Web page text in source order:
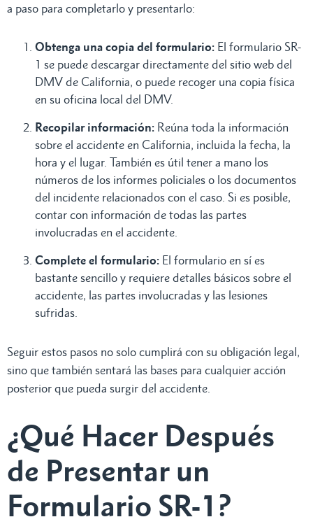
a paso para completarlo y presentarlo:
Obtenga una copia del formulario: El formulario SR-
1 se puede descargar directamente del sitio web del
DMV de California, o puede recoger una copia física
en su oficina local del DMV.
Recopilar información: Reúna toda la información
sobre el accidente en California, incluida la fecha, la
hora y el lugar. También es útil tener a mano los
números de los informes policiales o los documentos
del incidente relacionados con el caso. Si es posible,
contar con información de todas las partes
involucradas en el accidente.
Complete el formulario: El formulario en sí es
bastante sencillo y requiere detalles básicos sobre el
accidente, las partes involucradas y las lesiones
sufridas.
Seguir estos pasos no solo cumplirá con su obligación legal,
sino que también sentará las bases para cualquier acción
posterior que pueda surgir del accidente.
¿Qué Hacer Después
de Presentar un
Formulario SR-1?